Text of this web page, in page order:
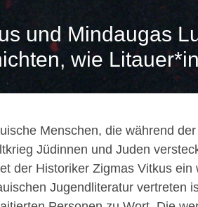
und Mindaugas
wie
Menschen, die während
Jüdinnen und Juden
der Historiker Zigmas Vitkus ein
Jugendliteratur vertreten